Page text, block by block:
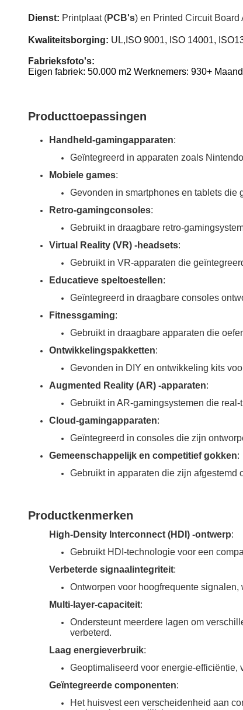
Dienst: Printplaat (PCB's) en Printed Circuit Board
Kwaliteitsborging: UL,ISO 9001, ISO 14001, ISO
Fabrieksfoto's:
Eigen fabriek: 50.000 m2 Werknemers: 930+
Producttoepassingen
Handheld-gamingapparaten:
Geïntegreerd in apparaten zoals
Mobiele games:
Gevonden in smartphones en tablets
Retro-gamingconsoles:
Gebruikt in draagbare retro-
Virtual Reality (VR) -headsets:
Gebruikt in VR-apparaten die
Educatieve speltoestellen:
Geïntegreerd in draagbare consoles
Fitnessgaming:
Gebruikt in draagbare apparaten die
Ontwikkelingspakketten:
Gevonden in DIY en ontwikkeling kits
Augmented Reality (AR) -apparaten:
Gebruikt in AR-gamingsystemen die
Cloud-gamingapparaten:
Geïntegreerd in consoles die zijn
Gemeenschappelijk en competitief gokken:
Gebruikt in apparaten die zijn afgestemd
Productkenmerken
High-Density Interconnect (HDI) -ontwerp:
Gebruikt HDI-technologie voor een
Verbeterde signaalintegriteit:
Ontworpen voor hoogfrequente
Multi-layer-capaciteit:
Ondersteunt meerdere lagen om
verbeterd.
Laag energieverbruik:
Geoptimaliseerd voor energie-
Geïntegreerde componenten:
Het huisvest een verscheidenheid aan